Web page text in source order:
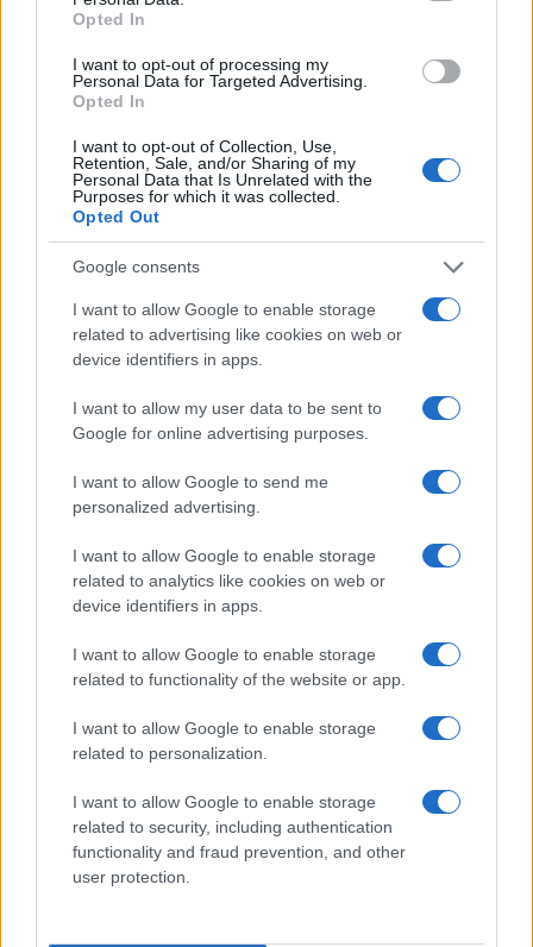
Opted In
I want to opt-out of processing my
Personal Data for Targeted Advertising.
Opted In
I want to opt-out of Collection, Use,
Retention, Sale, and/or Sharing of my
Personal Data that Is Unrelated with the
Purposes for which it was collected.
Opted Out
Google consents
I want to allow Google to enable storage
related to advertising like cookies on web or
device identifiers in apps.
I want to allow my user data to be sent to
Google for online advertising purposes.
I want to allow Google to send me
personalized advertising.
I want to allow Google to enable storage
related to analytics like cookies on web or
device identifiers in apps.
I want to allow Google to enable storage
related to functionality of the website or app.
I want to allow Google to enable storage
related to personalization.
I want to allow Google to enable storage
related to security, including authentication
functionality and fraud prevention, and other
user protection.
vrijednih nekretnina pod hipoteku recept je po
kojem je Abdurahmanović izvlačio novac iz ove
proizvodni pogon data hipoteka devet puta.
Istražitelji Sektora kriminalističke policije MUP-a
Tuzlanskog kantona su utvrdili da je ekskluzivni
distributer Ditinih proizvoda - d.o.o. Lora samo na
preprodaji sirovine Diti, koja je bila daleko iznad
tržišne cijene, oštetila Ditu za oko 5,7 miliona
maraka. Također, utvrđene su nezakonite novčane
prouzrokovane štete za povjerioce i dobavljače oko
devet miliona i 222 hiljade maraka. Novac iz Dite je
isisavan posredstvom marketinških agencija, među
kojima je bila i marketinška agencija Fabrika, kojoj
su isplaćene fakture od najmanje četiri miliona
maraka. Za jedan TV-spot čak se plaćalo po
350.000 maraka.
sarađivali s vodećim svjetskim kompanijama za
proizvodnju sirovina. Prve godine kad su došli dali
su 600.000 maraka gratisa, tako je uknjiženo. A mi
smo tad bili na minimalnim platama", kaže Emina
Brojne nepravilnosti u poslovanju Dite utvrdili su i
revizori, koji su konstatirali da je akumulirani
gubitak oko 30 miliona maraka, te da je za oko 15